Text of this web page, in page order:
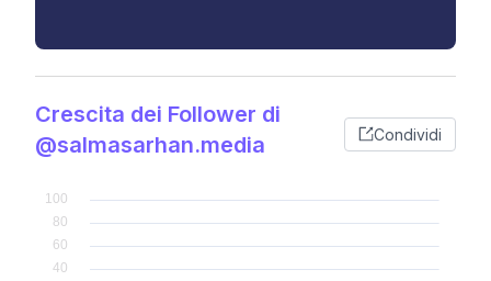
Crescita dei Follower di
@salmasarhan.media
Condividi